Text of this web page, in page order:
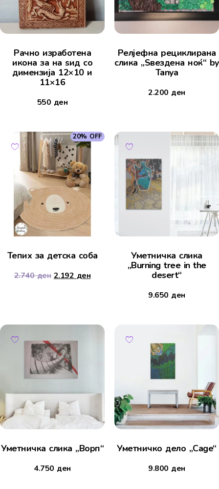
Рачно изработена
икона за на ѕид со
димензија 12×10 и
11×16
550 ден
Релјефна рециклирана
слика „Ѕвездена ноќ“ by
Tanya
2.200 ден
20% OFF
Тепих за детска соба
2.740ден 2.192 ден
Уметничка слика
„Burning tree in the
desert“
9.650 ден
Уметничка слика „Ворп“
4.750 ден
Уметничко дело „Cage“
9.800 ден